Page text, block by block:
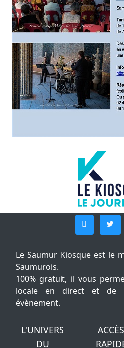
Le Saumur Kiosque est le
Saumurois.
100% gratuit, il vous
locale en direct et de
évènement.
L'UNIVERS
DU
ACCÈS